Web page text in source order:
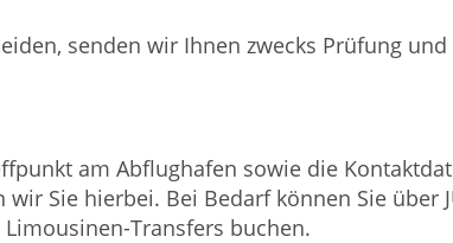
senden wir Ihnen zwecks Prüfung
am Abflughafen sowie die
Sie hierbei. Bei Bedarf können Sie über
Transfers buchen.